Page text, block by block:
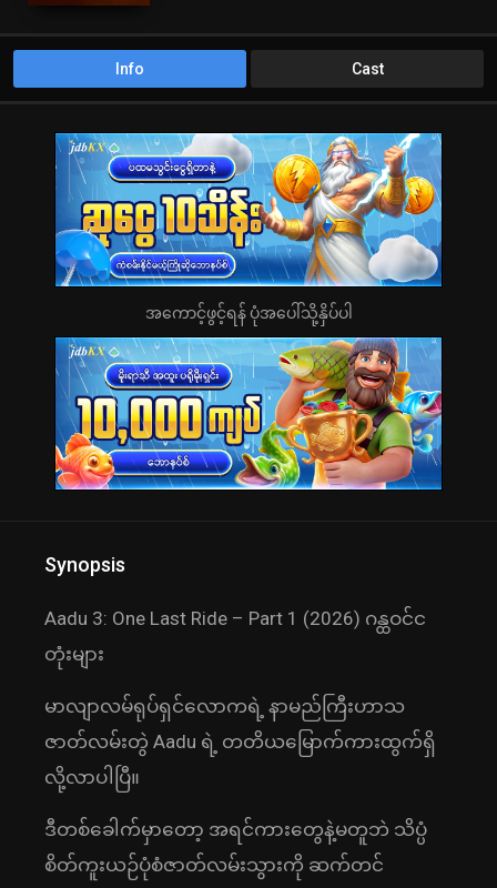
Info Cast
အကောင့်ဖွင့်ရန် ပုံအပေါ်သို့နှိပ်ပါ
Synopsis
Aadu 3: One Last Ride – Part 1 (2026) ဂန္ထဝင်င
တုံးများ
မာလျာလမ်ရုပ်ရှင်လောကရဲ့ နာမည်ကြီးဟာသ
ဇာတ်လမ်းတွဲ Aadu ရဲ့ တတိယမြောက်ကားထွက်ရှိ
လို့လာပါပြီ။
ဒီတစ်ခေါက်မှာတော့ အရင်ကားတွေနဲ့မတူဘဲ သိပ္ပံ
စိတ်ကူးယဉ်ပုံစံဇာတ်လမ်းသွားကို ဆက်တင်